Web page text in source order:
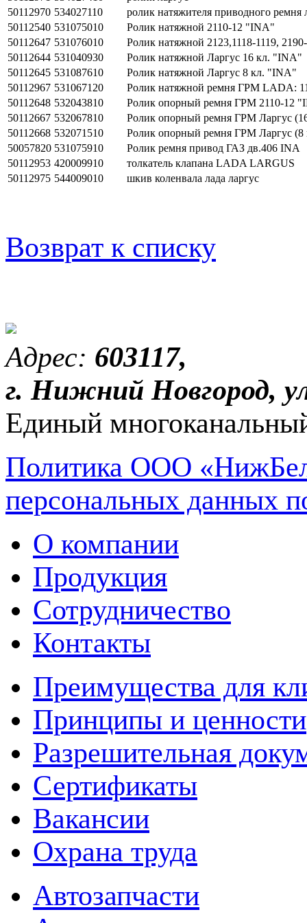
50112970 534027110
ролик натяжителя приводного ремня
50112540 531075010
Ролик натяжной 2110-12 "INA"
50112647 531076010
Ролик натяжной 2123,1118-1119,
50112644 531040930
Ролик натяжной Ларгус 16 кл. "INA"
50112645 531087610
Ролик натяжной Ларгус 8 кл. "INA"
50112967 531067120
Ролик натяжной ремня ГРМ LADA:
50112648 532043810
Ролик опорный ремня ГРМ 2110-12
50112667 532067810
Ролик опорный ремня ГРМ Ларгус
50112668 532071510
Ролик опорный ремня ГРМ Ларгус
50057820 531075910
Ролик ремня привод ГАЗ дв.406 INA
50112953 420009910
толкатель клапана LADA LARGUS
50112975 544009010 шкив коленвала лада ларгус
Возврат к списку
Адрес: 603117,
г. Нижний Новгород,
Единый
Политика ООО
персональных данных
О компании
Продукция
Сотрудничество
Контакты
Преимущества для
Принципы и ценности
Разрешительная
Сертификаты
Вакансии
Охрана труда
Автозапчасти